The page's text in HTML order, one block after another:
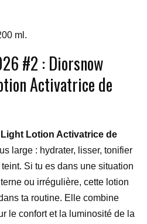
ml.
#2 : Diorsnow
Activatrice de
Lotion Activatrice de
large : hydrater, lisser, tonifier
Si tu es dans une situation
ou irrégulière, cette lotion
ta routine. Elle combine
le confort et la luminosité de la